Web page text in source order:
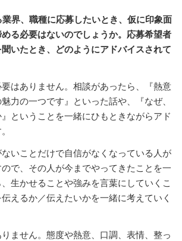
界、職種に応募したいとき、仮に印象面
る必要はないのでしょうか。応募希望者
いたとき、どのようにアドバイスされて
はありません。相談があったら、『熱意
力の一つです』といった話や、『なぜ、
ということを一緒にひもときながらアド
いことだけで自信がなくなっている人が
で、その人が今までやってきたことを一
生かせることや強みを言葉にしていくこ
えるか／伝えたいかを一緒に考えていく
ません。態度や熱意、口調、表情、整っ